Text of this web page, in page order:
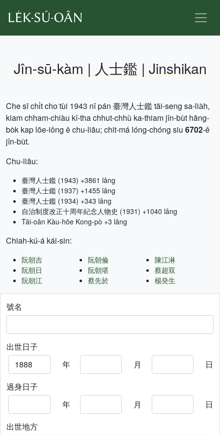
Jîn-sū-kàm | 人士鑑 | Jinshikan
Che sī chi̍t cho͘ tùi 1943 nî pán 臺灣人士鑑 tāi-seng sa-lia̍h,
kiam chham-chiàu kî-tha chhut-chhù ka-thiam jîn-bu̍t hāng-
bo̍k kap lōe-iông ê chu-liāu; chit-má lóng-chóng siu 6702-ê
jîn-bu̍t.
Chu-liāu:
臺灣人士鑑 (1943) +3861 lâng
臺灣人士鑑 (1937) +1455 lâng
臺灣人士鑑 (1934) +343 lâng
自治制度改正十周年紀念人物史 (1931) +1040 lâng
Tâi-oân Kàu-hōe Kong-pò +3 lâng
Chiah-kú-á kái-sin:
阮朝吉
阮朝日
阮朝江
阮朝倫
阮朝堪
蔡先於
陳江淋
蔡超双
楊癸生
號名
出世日子
年
月
日
過身日子
年
月
日
出世地方